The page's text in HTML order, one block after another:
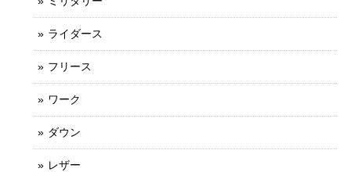
ライダース
フリース
ワーク
ダウン
レザー